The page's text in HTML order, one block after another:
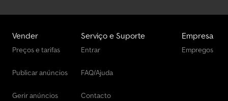
Vender
Preços e tarifas
Publicar anúncios
Gerir anúncios
Serviço e Suporte
Entrar
FAQ/Ajuda
Contacto
Empresa
Empregos